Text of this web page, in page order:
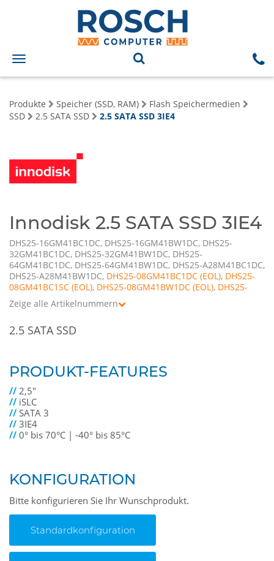
Toggle
navigation
Produkte Speicher (SSD, RAM)
Flash Speichermedien
SSD
2.5 SATA SSD 2.5 SATA SSD 3IE4
Innodisk 2.5 SATA SSD 3IE4
DHS25-16GM41BC1DC, DHS25-16GM41BW1DC, DHS25-
32GM41BC1DC, DHS25-32GM41BW1DC, DHS25-
64GM41BC1DC, DHS25-64GM41BW1DC, DHS25-A28M41BC1DC,
DHS25-A28M41BW1DC, DHS25-08GM41BC1DC , DHS25-
08GM41BC1SC
, DHS25-08GM41BW1DC , DHS25-
08GM41BW1SC
Zeige alle Artikelnummern
2.5 SATA SSD
PRODUKT-FEATURES
//2,5"
// iSLC
//SATA 3
//3IE4
//0° bis 70°C | -40° bis 85°C
KONFIGURATION
Bitte konfigurieren Sie Ihr Wunschprodukt.
Standardkonfiguration